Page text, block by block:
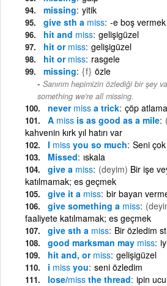
missing yitik
give sth a miss -e boş vermek
hit and miss gelişigüzel
hit or miss gelişigüzel
hit or miss rasgele
missing {f} özle
Sanırım hepimizin özlediği bir şey
something we're all missing.
never miss a trick çöp
A miss is as good as a mile
kahvenin kırk yıl hatırı var
I miss you so much Seni
Missed ıskala
give a miss (deyim) Bir işe
katılmamak; es geçmek
give it a miss bir bayan
give something a miss
faaliyete katılmamak; es geçmek
give sth a miss Bir özledim
good marksman may miss
hit and, or miss gelişigüzel
i miss you seni özledim
lose/miss the thread ipin